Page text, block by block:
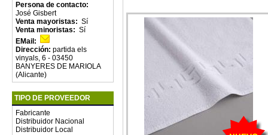
Persona de contacto:
José Gisbert
Venta mayoristas: Sí
Venta minoristas: Sí
EMail:
Dirección: partida els
vinyals, 6 - 03450
BANYERES DE MARIOLA
(Alicante)
TIPO DE PROVEEDOR
Fabricante
Distribuidor Nacional
Distribuidor Local